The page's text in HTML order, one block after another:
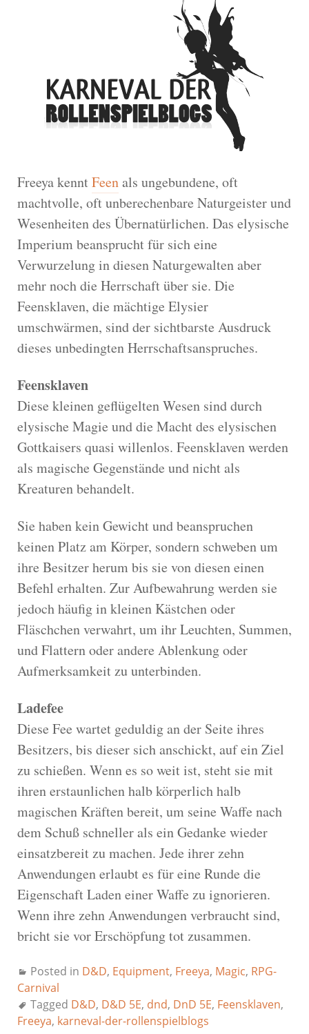
Freeya kenntFeenals ungebundene, oft
machtvolle, oft unberechenbare Naturgeister und
Wesenheiten des Übernatürlichen. Das elysische
Imperium beansprucht für sich eine
Verwurzelung in diesen Naturgewalten aber
mehr noch die Herrschaft über sie. Die
Feensklaven, die mächtige Elysier
umschwärmen, sind der sichtbarste Ausdruck
dieses unbedingten Herrschaftsanspruches.
Feensklaven
Diese kleinen geflügelten Wesen sind durch
elysische Magie und die Macht des elysischen
Gottkaisers quasi willenlos. Feensklaven werden
als magische Gegenstände und nicht als
Kreaturen behandelt.
Sie haben kein Gewicht und beanspruchen
keinen Platz am Körper, sondern schweben um
ihre Besitzer herum bis sie von diesen einen
Befehl erhalten. Zur Aufbewahrung werden sie
jedoch häufig in kleinen Kästchen oder
Fläschchen verwahrt, um ihr Leuchten, Summen,
und Flattern oder andere Ablenkung oder
Aufmerksamkeit zu unterbinden.
Ladefee
Diese Fee wartet geduldig an der Seite ihres
Besitzers, bis dieser sich anschickt, auf ein Ziel
zu schießen. Wenn es so weit ist, steht sie mit
ihren erstaunlichen halb körperlich halb
magischen Kräften bereit, um seine Waffe nach
dem Schuß schneller als ein Gedanke wieder
einsatzbereit zu machen. Jede ihrer zehn
Anwendungen erlaubt es für eine Runde die
Eigenschaft Laden einer Waffe zu ignorieren.
Wenn ihre zehn Anwendungen verbraucht sind,
bricht sie vor Erschöpfung tot zusammen.
Posted in D&D, Equipment, Freeya, Magic, RPG-
Carnival
Tagged D&D, D&D 5E, dnd, DnD 5E, Feensklaven,
Freeya, karneval-der-rollenspielblogs